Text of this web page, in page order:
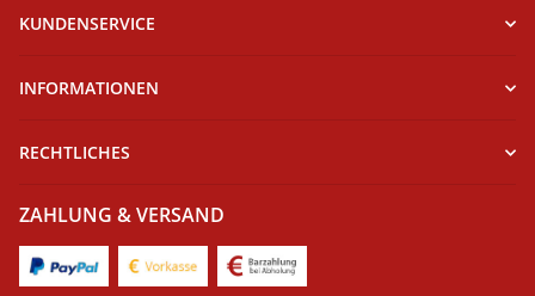
KUNDENSERVICE
INFORMATIONEN
RECHTLICHES
ZAHLUNG & VERSAND